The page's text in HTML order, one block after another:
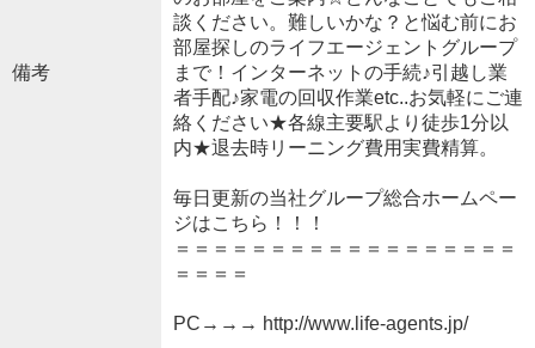
備考
談ください。難しいかな？と悩む前にお
部屋探しのライフエージェントグループ
まで！インターネットの手続♪引越し業
者手配♪家電の回収作業etc..お気軽にご連
絡ください★各線主要駅より徒歩1分以
内★退去時リーニング費用実費精算。
毎日更新の当社グループ総合ホームペー
ジはこちら！！！
＝＝＝＝＝＝＝＝＝＝＝＝＝＝＝＝＝＝
＝＝＝＝
PC→→→ http://www.life-agents.jp/